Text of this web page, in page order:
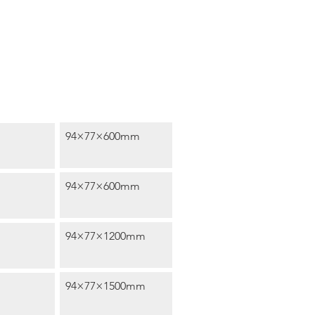
94×77×600mm
94×77×600mm
94×77×1200mm
94×77×1500mm